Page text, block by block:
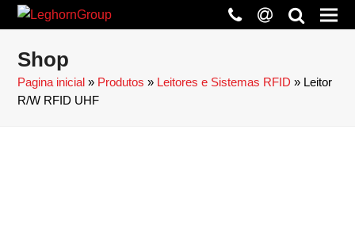
phone
at search
Shop
Pagina inicial » Produtos » Leitores e Sistemas RFID » Leitor
R/W RFID UHF